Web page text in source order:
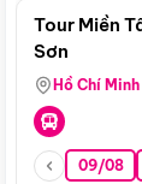
Tour Miền
Sơn
Hồ Chí Minh
09/08